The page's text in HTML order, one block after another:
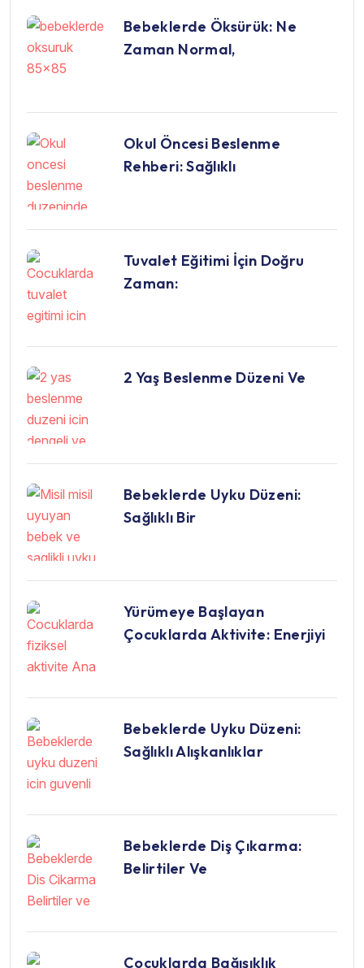
Bebeklerde Öksürük: Ne
Zaman Normal,
Okul Öncesi Beslenme
Rehberi: Sağlıklı
Tuvalet Eğitimi İçin Doğru
Zaman:
2 Yaş Beslenme Düzeni Ve
Bebeklerde Uyku Düzeni:
Sağlıklı Bir
Yürümeye Başlayan
Çocuklarda Aktivite: Enerjiyi
Bebeklerde Uyku Düzeni:
Sağlıklı Alışkanlıklar
Bebeklerde Diş Çıkarma:
Belirtiler Ve
Çocuklarda Bağışıklık